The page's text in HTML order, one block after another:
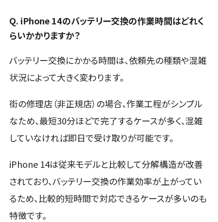
Q. iPhone 14のバッテリー交換の作業時間はどれく
らいかかりますか？
バッテリー交換にかかる時間は、依頼先の種類や混雑
状況によって大きく変わります。
街の修理店（非正規店）の場合、作業工程がシンプル
なため、最短30分ほどで完了するケースが多く、混雑
していなければ即日で受け取りが可能です。
iPhone 14は従来モデルと比較して分解構造が改善
されており、バッテリー交換の作業効率が上がってい
るため、比較的短時間で対応できるケースが多いのも
特徴です。